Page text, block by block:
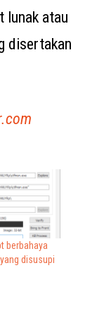
lunak atau
disertakan
berbahaya
disusupi